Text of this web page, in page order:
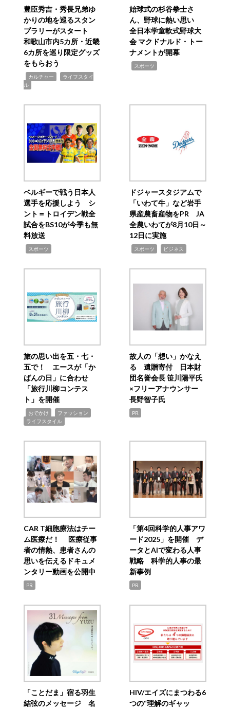
豊臣秀吉・秀長兄弟ゆ
かりの地を巡るスタン
プラリーがスタート
和歌山市内5カ所・近畿
6カ所を巡り限定グッズ
をもらおう
カルチャー
ライフスタイ
ル
始球式の杉谷拳士さ
ん、野球に熱い思い
全日本学童軟式野球大
会 マクドナルド・トー
ナメントが開幕
スポーツ
ベルギーで戦う日本人
選手を応援しよう シ
ント＝トロイデン戦全
試合をBS10が今季も無
料放送
スポーツ
ドジャースタジアムで
「いわて牛」など岩手
県産農畜産物をPR JA
全農いわてが8月10日～
12日に実施
スポーツ ビジネス
旅の思い出を五・七・
五で！ エースが「か
ばんの日」に合わせ
「旅行川柳コンテス
ト」を開催
おでかけ ファッション
ライフスタイル
故人の「想い」かなえ
る 遺贈寄付 日本財
団名誉会長 笹川陽平氏
×フリーアナウンサー
長野智子氏
PR
CAR T細胞療法はチー
ム医療だ！ 医療従事
者の情熱、患者さんの
思いを伝えるドキュメ
ンタリー動画を公開中
PR
「第4回科学的人事アワ
ード2025」を開催 デ
ータとAIで変わる人事
戦略 科学的人事の最
新事例
PR
「ことだま」宿る羽生
結弦のメッセージ 名
HIV/エイズにまつわる6
つの“理解のギャッ